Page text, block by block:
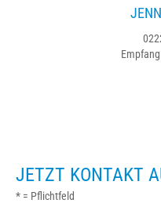
JETZT KONTAKT
* = Pflichtfeld